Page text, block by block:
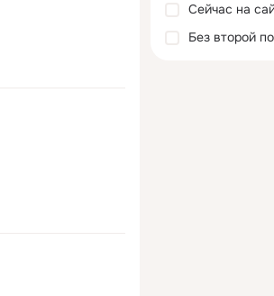
Сейчас на
Без второй